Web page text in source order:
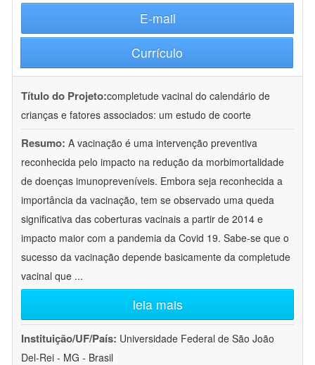
E-mail
Currículo
Título do Projeto:completude vacinal do calendário de
crianças e fatores associados: um estudo de coorte
Resumo: A vacinação é uma intervenção preventiva
reconhecida pelo impacto na redução da morbimortalidade
de doenças imunopreveníveis. Embora seja reconhecida a
importância da vacinação, tem se observado uma queda
significativa das coberturas vacinais a partir de 2014 e
impacto maior com a pandemia da Covid 19. Sabe-se que o
sucesso da vacinação depende basicamente da completude
vacinal que ...
leia mais
Instituição/UF/País: Universidade Federal de São João
Del-Rei - MG - Brasil